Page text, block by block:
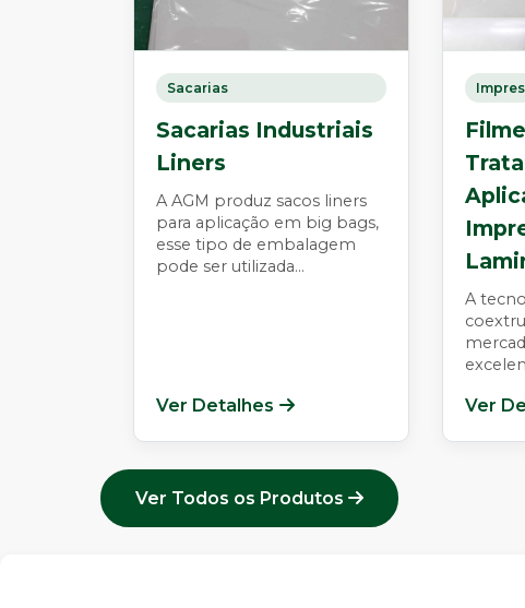
Sacarias
Sacarias Industriais
Liners
A AGM produz sacos liners
para aplicação em big bags,
esse tipo de embalagem
pode ser utilizada...
Ver Detalhes
A
Ver
Ver Todos os Produtos